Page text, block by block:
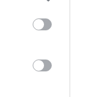
may click to
party tags to
below Google